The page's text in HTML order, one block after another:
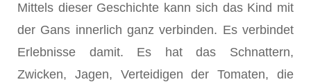
Mittels dieser Geschichte kann sich das Kind mit
der Gans innerlich ganz verbinden. Es verbindet
Erlebnisse damit. Es hat das Schnattern,
Zwicken, Jagen, Verteidigen der Tomaten, die